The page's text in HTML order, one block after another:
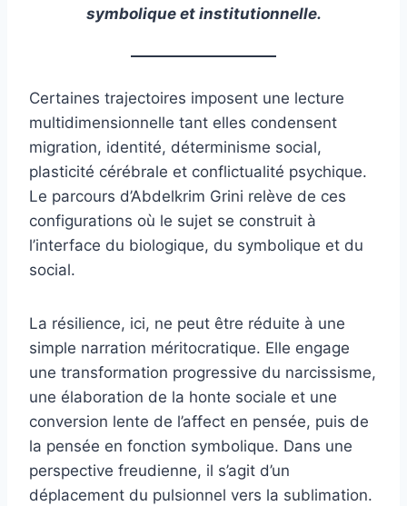
symbolique et institutionnelle.
Certaines trajectoires imposent une lecture
multidimensionnelle tant elles condensent
migration, identité, déterminisme social,
plasticité cérébrale et conflictualité psychique.
Le parcours d’Abdelkrim Grini relève de ces
configurations où le sujet se construit à
l’interface du biologique, du symbolique et du
social.
La résilience, ici, ne peut être réduite à une
simple narration méritocratique. Elle engage
une transformation progressive du narcissisme,
une élaboration de la honte sociale et une
conversion lente de l’affect en pensée, puis de
la pensée en fonction symbolique. Dans une
perspective freudienne, il s’agit d’un
déplacement du pulsionnel vers la sublimation.